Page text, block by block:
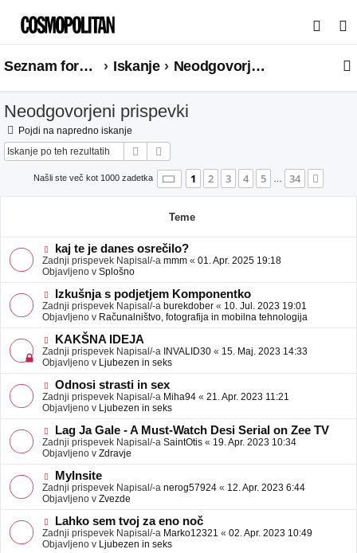
s
a
Seznam forumov Iskanje Neodgovorjeni prispevki
Neodgovorjeni prispevki
Pojdi na napredno iskanje
Iskanje
Našli ste več kot 1000 zadetka Stran 1od34
1 2 3 4 5 … 34
Teme
N
o
v
e
o
b
j
a
v
e
kaj te je danes osrečilo?
Zadnji prispevek Napisal/-a mmm « 01. Apr. 2025 19:18
Objavljeno v Splošno
N
o
v
e
o
b
j
a
v
e
Izkušnja s podjetjem Komponentko
Zadnji prispevek Napisal/-a burekdober « 10. Jul. 2023 19:01
Objavljeno v Računalništvo, fotografija in mobilna tehnologija
N
o
v
e
o
b
j
a
v
e
KAKŠNA IDEJA
Zadnji prispevek Napisal/-a INVALID30 « 15. Maj. 2023 14:33
Objavljeno v Ljubezen in seks
N
o
v
e
o
b
j
a
v
e
Odnosi strasti in sex
Zadnji prispevek Napisal/-a Miha94 « 21. Apr. 2023 11:21
Objavljeno v Ljubezen in seks
N
o
v
e
o
b
j
a
v
e
Lag Ja Gale - A Must-Watch Desi Serial on Zee TV
Zadnji prispevek Napisal/-a SaintOtis « 19. Apr. 2023 10:34
Objavljeno v Zdravje
N
o
v
e
o
b
j
MyInsite
Zadnji prispevek Napisal/-a nerog57924 « 12. Apr. 2023 6:44
Objavljeno v Zvezde
N
o
v
Lahko sem tvoj za eno noč
Zadnji prispevek Napisal/-a Marko12321 « 02. Apr. 2023 10:49
Objavljeno v Ljubezen in seks